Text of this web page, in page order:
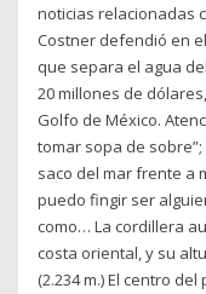
noticias relacionadas
Costner defendió en
que separa el agua
20 millones de
Golfo de México.
tomar sopa de
saco del mar frente a
puedo fingir ser
como… La cordillera
costa oriental, y su
(2.234 m.) El centro